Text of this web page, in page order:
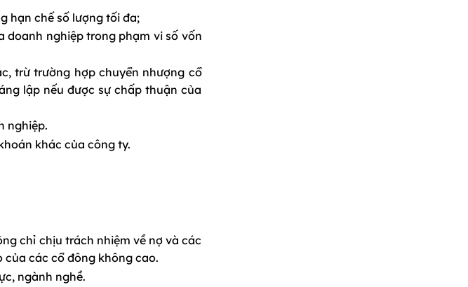
hạn chế số lượng tối đa;
doanh nghiệp trong phạm vi số vốn
trừ trường hợp chuyển nhượng cổ
lập nếu được sự chấp thuận của
nghiệp.
khác của công ty.
chỉ chịu trách nhiệm về nợ và các
các cổ đông không cao.
ngành nghề.